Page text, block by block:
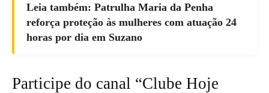
Leia também: Patrulha Maria da Penha
reforça proteção às mulheres com atuação 24
horas por dia em Suzano
Participe do canal “Clube Hoje